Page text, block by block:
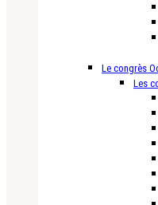
Le congrès
Les